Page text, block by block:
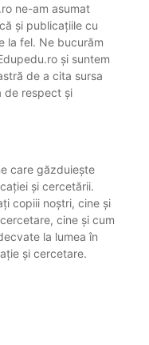
ne-am asumat
și publicațiile cu
la fel. Ne bucurăm
și suntem
de a cita sursa
de respect și
care găzduiește
și cercetării.
copiii noștri, cine și
cine și cum
la lumea în
și cercetare.